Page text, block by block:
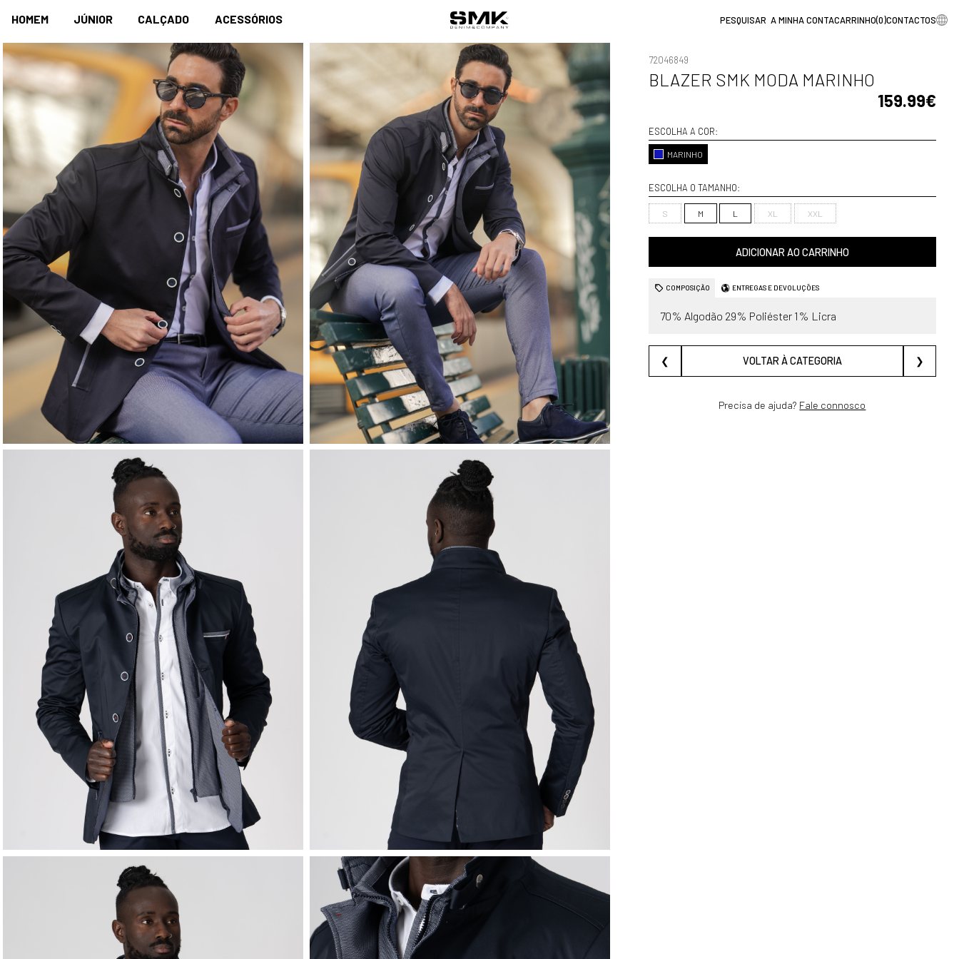
HOMEM JÚNIOR CALÇADO ACESSÓRIOS A MINHA CONTACARRINHO(0)CONTACTOS
72046849
BLAZER SMK MODA MARINHO
159.99€
ESCOLHA A COR:
MARINHO
ESCOLHA O TAMANHO:
S M L XL XXL
ADICIONAR AO CARRINHO
COMPOSIÇÃO ENTREGAS E DEVOLUÇÕES
70% Algodão 29% Poliéster 1% Licra
❮ VOLTAR À CATEGORIA ❯
Precisa de ajuda? Fale connosco